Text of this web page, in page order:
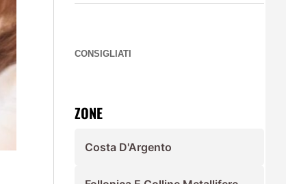
CONSIGLIATI
ZONE
Costa D'Argento